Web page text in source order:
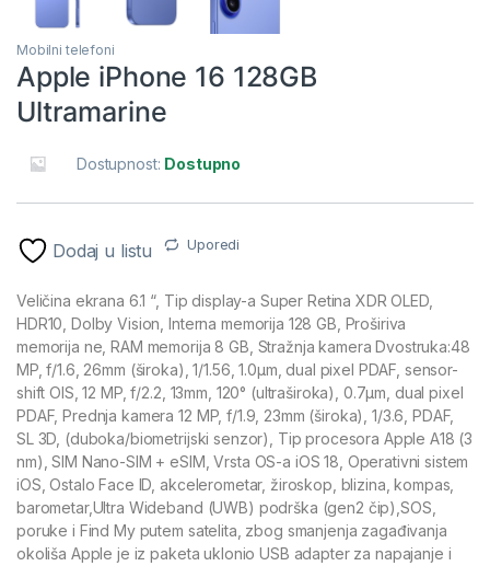
Mobilni telefoni
Apple iPhone 16 128GB
Ultramarine
Dostupnost: Dostupno
Dodaj u listu Uporedi
Veličina ekrana 6.1 “, Tip display-a Super Retina XDR OLED,
HDR10, Dolby Vision, Interna memorija 128 GB, Proširiva
memorija ne, RAM memorija 8 GB, Stražnja kamera Dvostruka:48
MP, f/1.6, 26mm (široka), 1/1.56, 1.0µm, dual pixel PDAF, sensor-
shift OIS, 12 MP, f/2.2, 13mm, 120° (ultraširoka), 0.7µm, dual pixel
PDAF, Prednja kamera 12 MP, f/1.9, 23mm (široka), 1/3.6, PDAF,
SL 3D, (duboka/biometrijski senzor), Tip procesora Apple A18 (3
nm), SIM Nano-SIM + eSIM, Vrsta OS-a iOS 18, Operativni sistem
iOS, Ostalo Face ID, akcelerometar, žiroskop, blizina, kompas,
barometar,Ultra Wideband (UWB) podrška (gen2 čip),SOS,
poruke i Find My putem satelita, zbog smanjenja zagađivanja
okoliša Apple je iz paketa uklonio USB adapter za napajanje i